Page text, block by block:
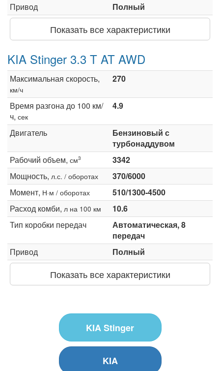
Привод
Полный
Показать все характеристики
KIA Stinger 3.3 T AT AWD
Максимальная скорость,
км/ч
270
Время разгона до 100 км/
ч, сек
4.9
Двигатель
Бензиновый с
турбонаддувом
Рабочий объем, см3
3342
Мощность, л.с. / оборотах
370/6000
Момент, Н·м / оборотах
510/1300-4500
Расход комби, л на 100 км
10.6
Тип коробки передач
Автоматическая, 8
передач
Привод
Полный
Показать все характеристики
KIA Stinger
KIA